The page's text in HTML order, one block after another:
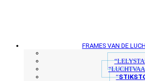
FRAMES VAN DE
“